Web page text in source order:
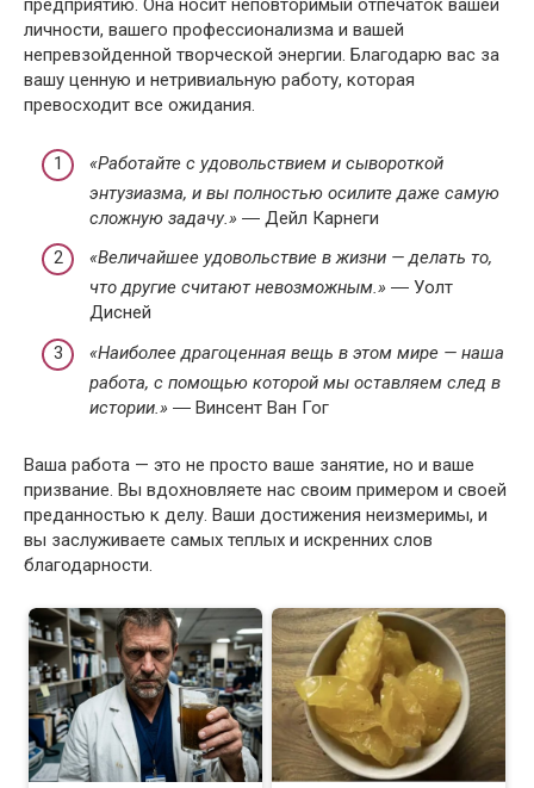
предприятию. Она носит неповторимый отпечаток вашей
личности, вашего профессионализма и вашей
непревзойденной творческой энергии. Благодарю вас за
вашу ценную и нетривиальную работу, которая
превосходит все ожидания.
«Работайте с удовольствием и сывороткой
энтузиазма, и вы полностью осилите даже самую
сложную задачу.» ― Дейл Карнеги
«Величайшее удовольствие в жизни — делать то,
что другие считают невозможным.» ― Уолт
Дисней
«Наиболее драгоценная вещь в этом мире — наша
работа, с помощью которой мы оставляем след в
истории.» ― Винсент Ван Гог
Ваша работа — это не просто ваше занятие, но и ваше
призвание. Вы вдохновляете нас своим примером и своей
преданностью к делу. Ваши достижения неизмеримы, и
вы заслуживаете самых теплых и искренних слов
благодарности.